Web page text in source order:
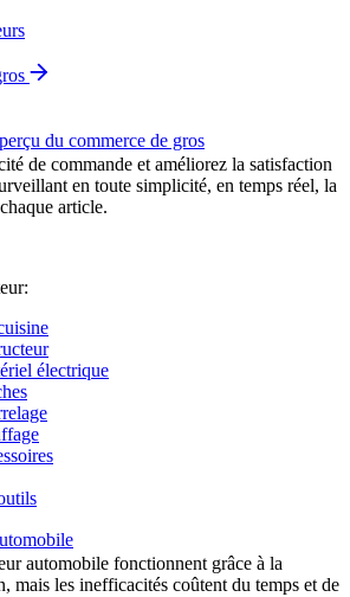
du commerce de gros
de commande et améliorez la satisfaction
en toute simplicité, en temps réel, la
article.
électrique
automobile fonctionnent grâce à la
mais les inefficacités coûtent du temps et de